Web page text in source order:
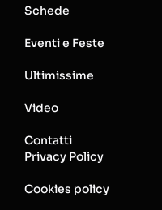
Schede
Eventi e Feste
Ultimissime
Video
Contatti
Privacy Policy
Cookies policy